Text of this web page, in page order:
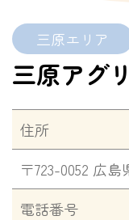
三原エリア
三原アグ
住所
〒723-0052 広
電話番号